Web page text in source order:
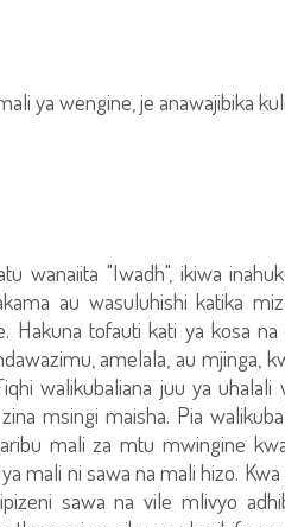
ya wengine, je anawajibika
wanaiita "Iwadh", ikiwa
au wasuluhishi katika
Hakuna tofauti kati ya kosa
amelala, au mjinga,
walikubaliana juu ya uhalali
msingi maisha. Pia
mali za mtu mwingine
mali ni sawa na mali hizo.
sawa na vile mlivyo